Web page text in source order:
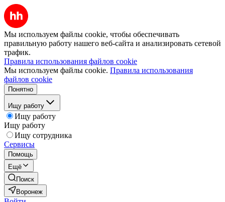
Мы используем файлы cookie, чтобы обеспечивать
правильную работу нашего веб-сайта и анализировать сетевой
трафик.
Правила использования файлов cookie
Мы используем файлы cookie. Правила использования
файлов cookie
Понятно
Ищу работу
Ищу работу
Ищу работу
Ищу сотрудника
Сервисы
Помощь
Ещё
Поиск
Воронеж